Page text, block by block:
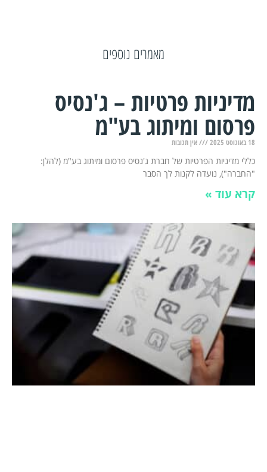
מאמרים נוספים
מדיניות פרטיות – ג'נסיס
פרסום ומיתוג בע"מ
18 באוגוסט 2025 אין תגובות
כללי מדיניות הפרטיות של חברת ג'נסיס פרסום ומיתוג בע"מ (להלן:
"החברה"), נועדה לקנות לך הסבר
קרא עוד »